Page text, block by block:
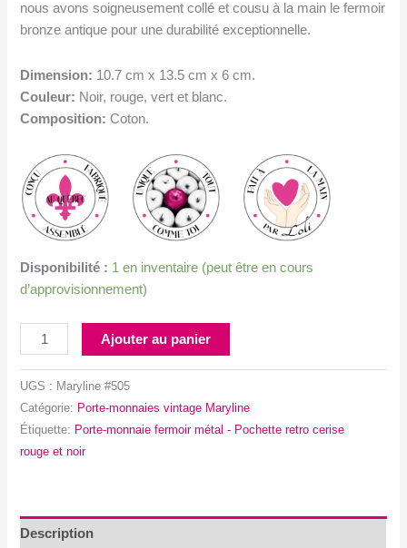
nous avons soigneusement collé et cousu à la main le fermoir
bronze antique pour une durabilité exceptionnelle.
Dimension: 10.7 cm x 13.5 cm x 6 cm.
Couleur: Noir, rouge, vert et blanc.
Composition: Coton.
Disponibilité : 1 en inventaire (peut être en cours
d’approvisionnement)
quantité
de
fermoir
cerise
Ajouter au panier
UGS : Maryline #505
Catégorie: Porte-monnaies vintage Maryline
Étiquette: Porte-monnaie fermoir métal - Pochette retro cerise
rouge et noir
Description